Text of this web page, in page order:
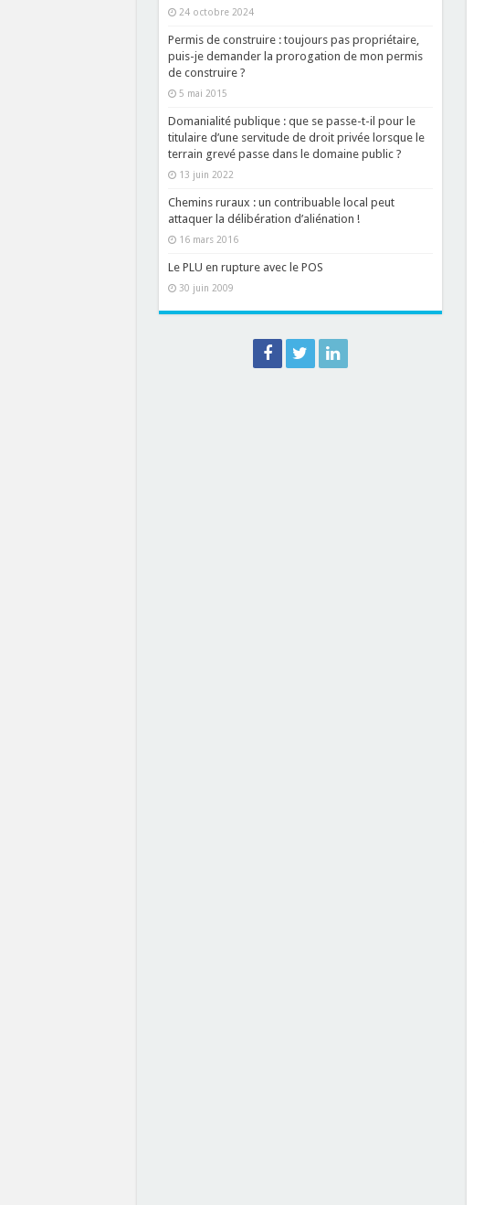
24 octobre 2024
Permis de construire : toujours pas propriétaire,
puis-je demander la prorogation de mon permis
de construire ?
5 mai 2015
Domanialité publique : que se passe-t-il pour le
titulaire d’une servitude de droit privée lorsque le
terrain grevé passe dans le domaine public ?
13 juin 2022
Chemins ruraux : un contribuable local peut
attaquer la délibération d’aliénation !
16 mars 2016
Le PLU en rupture avec le POS
30 juin 2009